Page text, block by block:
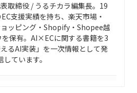
取締役 / うるチカラ編集長。19
支援実績を持ち、楽天市場・
ッピング・Shopify・Shopee越
を保有。AI×ECに関する書籍を3
るAI実装」を一次情報として発
しています。